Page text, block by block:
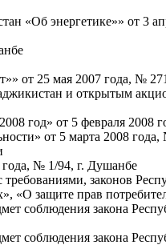
«Об энергетике»» от 3
от 25 мая 2007 года, №
и открытым
год» от 5 февраля 2008
от 5 марта 2008
года, № 1/94, г. Душанбе
требованиями, законов
«О защите прав
соблюдения закона
соблюдения закона